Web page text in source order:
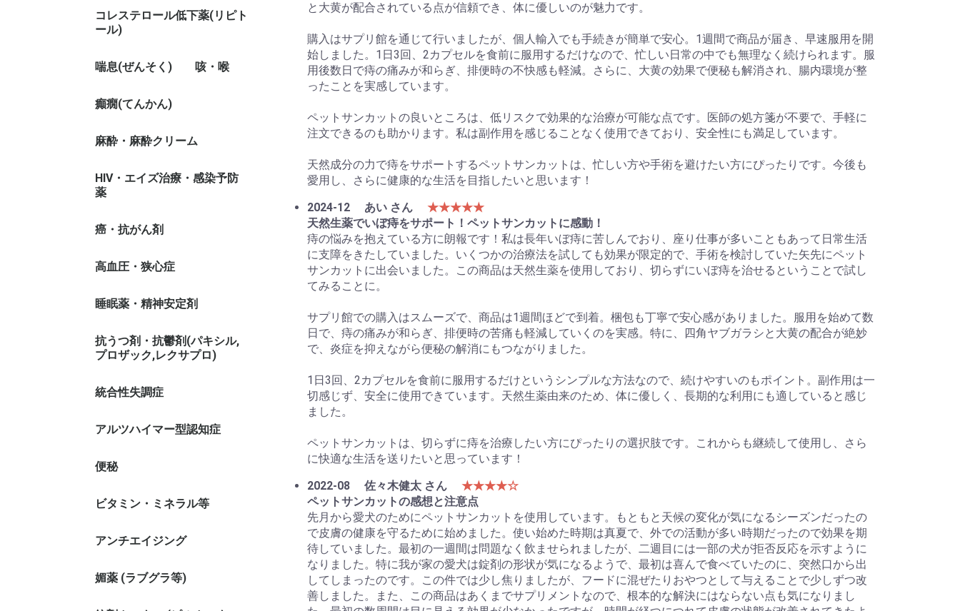
コレステロール低下薬(リピト
ール)
喘息(ぜんそく) 咳・喉
癲癇(てんかん)
麻酔・麻酔クリーム
HIV・エイズ治療・感染予防
薬
癌・抗がん剤
高血圧・狭心症
睡眠薬・精神安定剤
抗うつ剤・抗鬱剤(パキシル,
プロザック,レクサプロ)
統合性失調症
アルツハイマー型認知症
便秘
ビタミン・ミネラル等
アンチエイジング
媚薬 (ラブグラ等)
と大黄が配合されている点が信頼でき、体に優しいのが魅力です。
購入はサプリ館を通じて行いましたが、個人輸入でも手続きが簡単で安心。1週間で商品が届き、早速服用を開
始しました。1日3回、2カプセルを食前に服用するだけなので、忙しい日常の中でも無理なく続けられます。服
用後数日で痔の痛みが和らぎ、排便時の不快感も軽減。さらに、大黄の効果で便秘も解消され、腸内環境が整
ったことを実感しています。
ペットサンカットの良いところは、低リスクで効果的な治療が可能な点です。医師の処方箋が不要で、手軽に
注文できるのも助かります。私は副作用を感じることなく使用できており、安全性にも満足しています。
天然成分の力で痔をサポートするペットサンカットは、忙しい方や手術を避けたい方にぴったりです。今後も
愛用し、さらに健康的な生活を目指したいと思います！
2024-12
あい さん
★★★★★
天然生薬でいぼ痔をサポート！ペットサンカットに感動！
痔の悩みを抱えている方に朗報です！私は長年いぼ痔に苦しんでおり、座り仕事が多いこともあって日常生活
に支障をきたしていました。いくつかの治療法を試しても効果が限定的で、手術を検討していた矢先にペット
サンカットに出会いました。この商品は天然生薬を使用しており、切らずにいぼ痔を治せるということで試し
てみることに。
サプリ館での購入はスムーズで、商品は1週間ほどで到着。梱包も丁寧で安心感がありました。服用を始めて数
日で、痔の痛みが和らぎ、排便時の苦痛も軽減していくのを実感。特に、四角ヤブガラシと大黄の配合が絶妙
で、炎症を抑えながら便秘の解消にもつながりました。
1日3回、2カプセルを食前に服用するだけというシンプルな方法なので、続けやすいのもポイント。副作用は一
切感じず、安全に使用できています。天然生薬由来のため、体に優しく、長期的な利用にも適していると感じ
ました。
ペットサンカットは、切らずに痔を治療したい方にぴったりの選択肢です。これからも継続して使用し、さら
に快適な生活を送りたいと思っています！
2022-08
佐々木健太 さん
★★★★☆
ペットサンカットの感想と注意点
先月から愛犬のためにペットサンカットを使用しています。もともと天候の変化が気になるシーズンだったの
で皮膚の健康を守るために始めました。使い始めた時期は真夏で、外での活動が多い時期だったので効果を期
待していました。最初の一週間は問題なく飲ませられましたが、二週目には一部の犬が拒否反応を示すように
なりました。特に我が家の愛犬は錠剤の形状が気になるようで、最初は喜んで食べていたのに、突然口から出
してしまったのです。この件では少し焦りましたが、フードに混ぜたりおやつとして与えることで少しずつ改
善しました。また、この商品はあくまでサプリメントなので、根本的な解決にはならない点も気になりまし